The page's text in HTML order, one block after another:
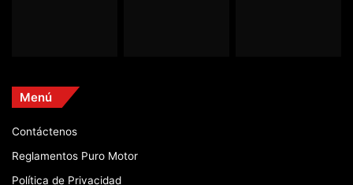
Menú
Contáctenos
Reglamentos Puro Motor
Política de Privacidad